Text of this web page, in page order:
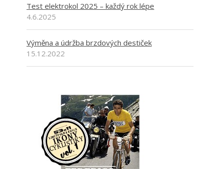
Test elektrokol 2025 – každý rok lépe
4.6.2025
Výměna a údržba brzdových destiček
15.12.2022